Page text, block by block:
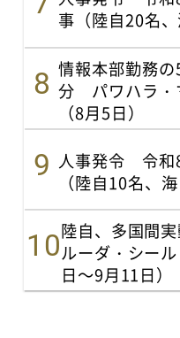
事（陸自20名
情報本部勤務
分 パワハラ・
（8月5日）
人事発令 令和
（陸自10名、
陸自、多国間
ルーダ・シー
日～9月11日）